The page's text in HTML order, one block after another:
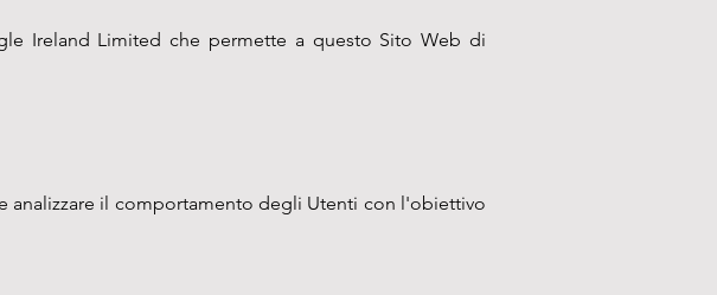
Ireland Limited che permette a questo Sito Web di
analizzare il comportamento degli Utenti con l'obiettivo